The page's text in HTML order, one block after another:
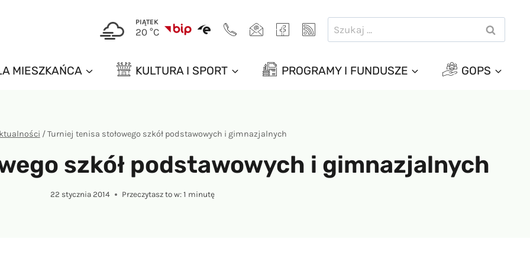
PIĄTEK
20 °C
Szukaj:
MIESZKAŃCA KULTURA I SPORT PROGRAMY I FUNDUSZE GOPS
/Turniej tenisa stołowego szkół podstawowych i gimnazjalnych
szkół podstawowych i gimnazjalnych
22 stycznia 2014 Przeczytasz to w: 1 minutę